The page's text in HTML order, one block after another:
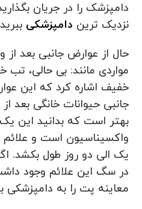
دامپزشک را در جریان
نزدیک ترین دامپزشکی
حال از عوارض جانبی بعد
مواردی مانند: بی حالی،
خفیف اشاره کرد که این
جانبی حیوانات خانگی بعد
بهتر است که بدانید این
واکسیناسیون است و
یک الی دو روز طول بکشد.
در سگ این علائم وجود
معاینه پت را به دامپزشکی